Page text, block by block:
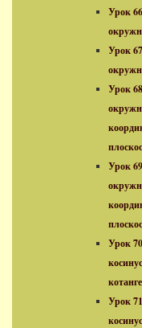
Урок
Урок
Урок
Урок
Урок
Урок